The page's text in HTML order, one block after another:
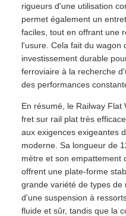
rigueurs d'une utilisation
permet également un
faciles, tout en offrant une
l'usure. Cela fait du wagon
investissement durable
ferroviaire à la recherche
des performances
En résumé, le Railway
fret sur rail plat très
aux exigences exigeantes
moderne. Sa longueur de
mètre et son empattement
offrent une plate-forme
grande variété de types de
d'une suspension à
fluide et sûr, tandis que la